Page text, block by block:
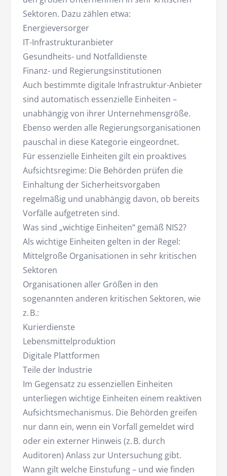
Sektoren. Dazu zählen etwa:
Energieversorger
IT-Infrastrukturanbieter
Gesundheits- und Notfalldienste
Finanz- und Regierungsinstitutionen
Auch bestimmte digitale Infrastruktur-Anbieter
sind automatisch essenzielle Einheiten –
unabhängig von ihrer Unternehmensgröße.
Ebenso werden alle Regierungsorganisationen
pauschal in diese Kategorie eingeordnet.
Für essenzielle Einheiten gilt ein proaktives
Aufsichtsregime: Die Behörden prüfen die
Einhaltung der Sicherheitsvorgaben
regelmäßig und unabhängig davon, ob bereits
Vorfälle aufgetreten sind.
Was sind „wichtige Einheiten“ gemäß NIS2?
Als wichtige Einheiten gelten in der Regel:
Mittelgroße Organisationen in sehr kritischen
Sektoren
Organisationen aller Größen in den
sogenannten anderen kritischen Sektoren, wie
z. B.:
Kurierdienste
Lebensmittelproduktion
Digitale Plattformen
Teile der Industrie
Im Gegensatz zu essenziellen Einheiten
unterliegen wichtige Einheiten einem reaktiven
Aufsichtsmechanismus. Die Behörden greifen
nur dann ein, wenn ein Vorfall gemeldet wird
oder ein externer Hinweis (z. B. durch
Auditoren) Anlass zur Untersuchung gibt.
Wann gilt welche Einstufung – und wie finden